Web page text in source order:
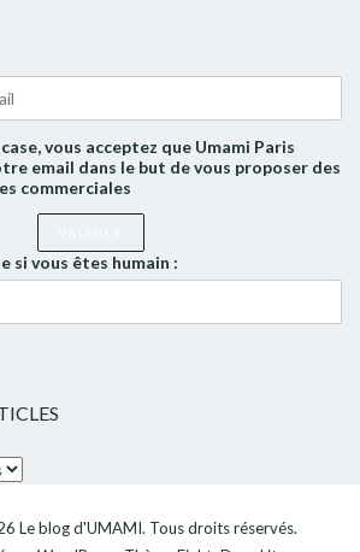
vous acceptez que Umami Paris
email dans le but de vous proposer des
commerciales
si vous êtes humain :
Le blog d'UMAMI. Tous droits réservés.